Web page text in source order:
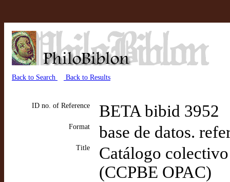
Back to Search Back to Results
ID no. of Reference BETA bibid 3952
Format base de datos.
Title
Catálogo
(CCPBE OPAC)